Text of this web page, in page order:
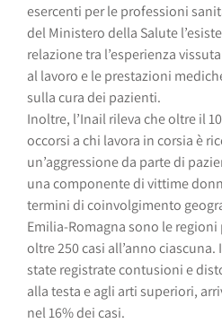
esercenti per le professioni
del Ministero della Salute
relazione tra l’esperienza
al lavoro e le prestazioni
sulla cura dei pazienti.
Inoltre, l’Inail rileva che oltre il
occorsi a chi lavora in corsia è
un’aggressione da parte di
una componente di vittime
termini di coinvolgimento
Emilia-Romagna sono le
oltre 250 casi all’anno
state registrate contusioni e
alla testa e agli arti superiori,
nel 16% dei casi.